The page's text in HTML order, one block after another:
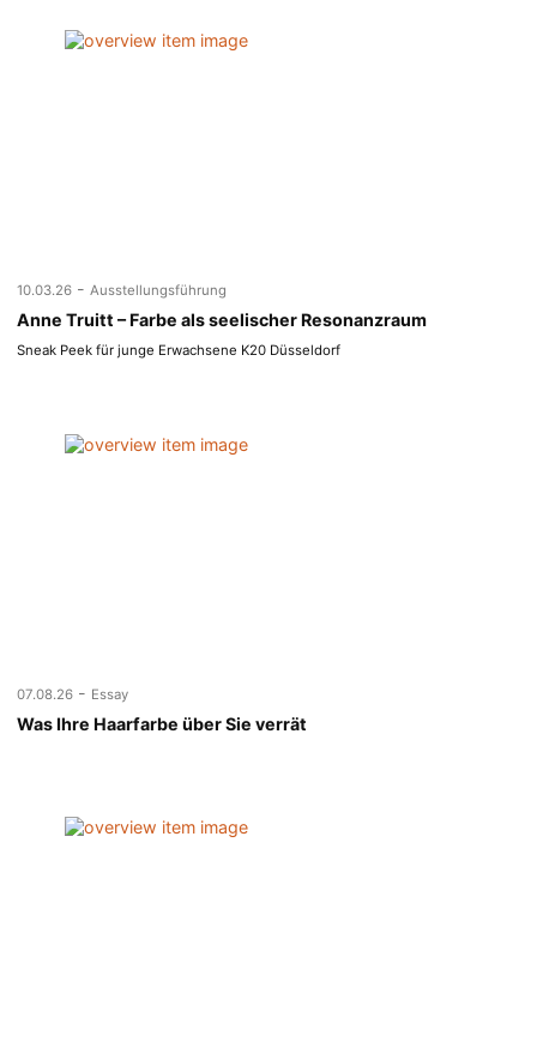
10.03.26 - Ausstellungsführung
Anne Truitt – Farbe als seelischer Resonanzraum
Sneak Peek für junge Erwachsene K20 Düsseldorf
07.08.26 - Essay
Was Ihre Haarfarbe über Sie verrät